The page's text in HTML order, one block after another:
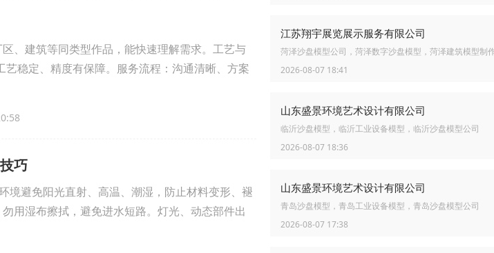
、建筑等同类型作品，能快速理解需求。工艺与
稳定、精度有保障。服务流程：沟通清晰、方案
巧
境避免阳光直射、高温、潮湿，防止材料变形、褪
用湿布擦拭，避免进水短路。灯光、动态部件出
江苏翔宇展览展示服务有限公司
菏泽沙盘模型公司，菏泽数字沙盘模型，菏泽建筑模型制
2026-08-07 18:41
山东盛景环境艺术设计有限公司
临沂沙盘模型，临沂工业设备模型，临沂沙盘模型公司
2026-08-07 18:36
山东盛景环境艺术设计有限公司
青岛沙盘模型，青岛工业设备模型，青岛沙盘模型公司
2026-08-07 17:38